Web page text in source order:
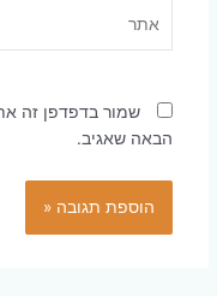
שמור בדפדפן זה
הבאה שאגיב.